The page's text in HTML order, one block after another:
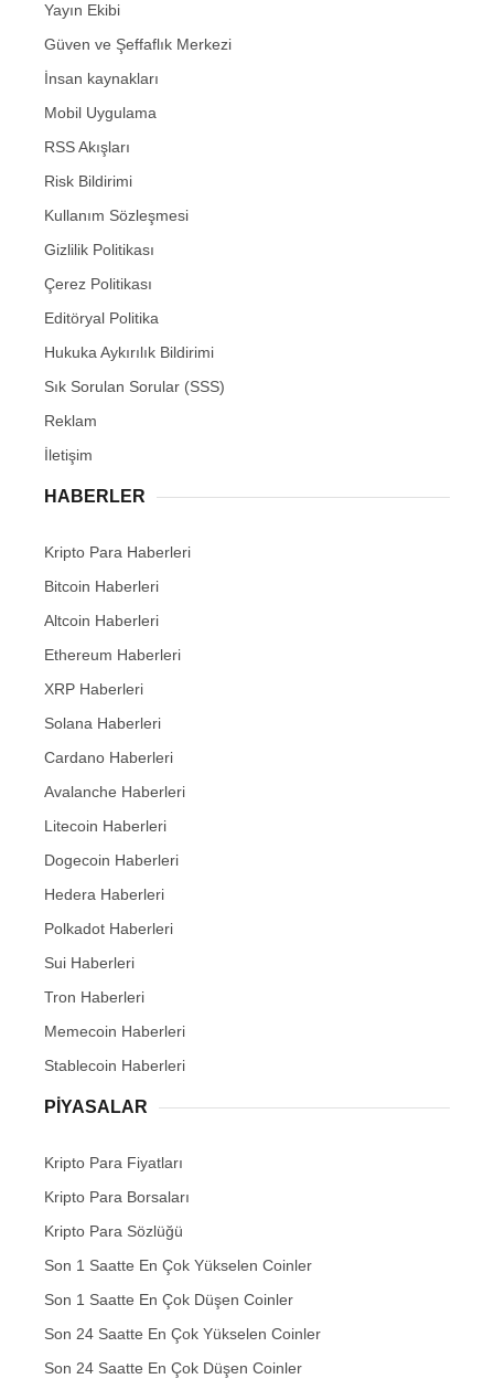
Yayın Ekibi
Güven ve Şeffaflık Merkezi
İnsan kaynakları
Mobil Uygulama
RSS Akışları
Risk Bildirimi
Kullanım Sözleşmesi
Gizlilik Politikası
Çerez Politikası
Editöryal Politika
Hukuka Aykırılık Bildirimi
Sık Sorulan Sorular (SSS)
Reklam
İletişim
HABERLER
Kripto Para Haberleri
Bitcoin Haberleri
Altcoin Haberleri
Ethereum Haberleri
XRP Haberleri
Solana Haberleri
Cardano Haberleri
Avalanche Haberleri
Litecoin Haberleri
Dogecoin Haberleri
Hedera Haberleri
Polkadot Haberleri
Sui Haberleri
Tron Haberleri
Memecoin Haberleri
Stablecoin Haberleri
PIYASALAR
Kripto Para Fiyatları
Kripto Para Borsaları
Kripto Para Sözlüğü
Son 1 Saatte En Çok Yükselen Coinler
Son 1 Saatte En Çok Düşen Coinler
Son 24 Saatte En Çok Yükselen Coinler
Son 24 Saatte En Çok Düşen Coinler